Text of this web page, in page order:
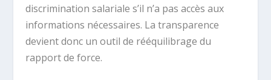
discrimination salariale s’il n’a pas accès aux
informations nécessaires. La transparence
devient donc un outil de rééquilibrage du
rapport de force.